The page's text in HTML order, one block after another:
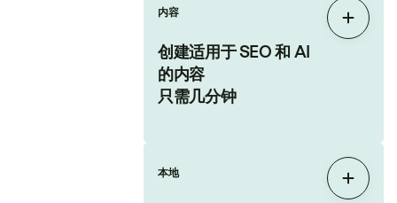
内容
创建适用于 SEO 和 AI
的内容
只需几分钟
展开
本地
展开